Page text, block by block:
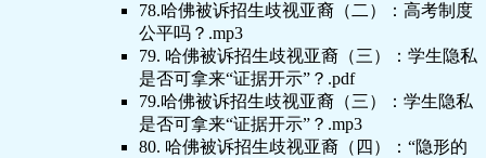
78.哈佛被诉招生歧视亚裔（二）：高考制度
公平吗？.mp3
79. 哈佛被诉招生歧视亚裔（三）：学生隐私
是否可拿来“证据开示”？.pdf
79.哈佛被诉招生歧视亚裔（三）：学生隐私
是否可拿来“证据开示”？.mp3
80. 哈佛被诉招生歧视亚裔（四）：“隐形的